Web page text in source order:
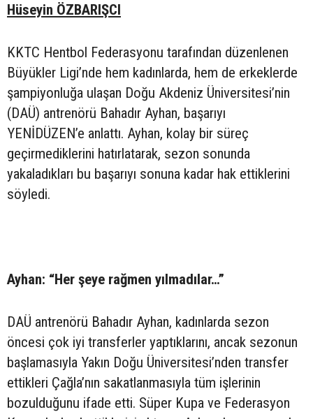
Hüseyin ÖZBARIŞCI
KKTC Hentbol Federasyonu tarafından düzenlenen
Büyükler Ligi’nde hem kadınlarda, hem de erkeklerde
şampiyonluğa ulaşan Doğu Akdeniz Üniversitesi’nin
(DAÜ) antrenörü Bahadır Ayhan, başarıyı
YENİDÜZEN’e anlattı. Ayhan, kolay bir süreç
geçirmediklerini hatırlatarak, sezon sonunda
yakaladıkları bu başarıyı sonuna kadar hak ettiklerini
söyledi.
Ayhan: “Her şeye rağmen yılmadılar…”
DAÜ antrenörü Bahadır Ayhan, kadınlarda sezon
öncesi çok iyi transferler yaptıklarını, ancak sezonun
başlamasıyla Yakın Doğu Üniversitesi’nden transfer
ettikleri Çağla’nın sakatlanmasıyla tüm işlerinin
bozulduğunu ifade etti. Süper Kupa ve Federasyon